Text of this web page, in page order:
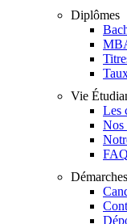
Diplômes
Vie
Les
Nos
FAQ